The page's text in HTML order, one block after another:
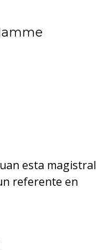
esta magistral
referente en